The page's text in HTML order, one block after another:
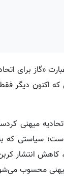
«گاز برای
اکنون دیگر
میهنی
سیاستی که
کاهش انتشار
محسوب